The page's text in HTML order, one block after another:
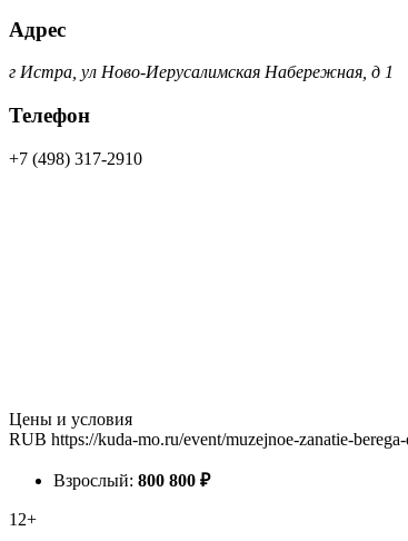
Адрес
г Истра, ул Ново-Иерусалимская Набережная, д 1
Телефон
+7 (498) 317-2910
Цены и условия
RUB https://kuda-mo.ru/event/muzejnoe-zanatie-
Взрослый: 800 800 ₽
12+